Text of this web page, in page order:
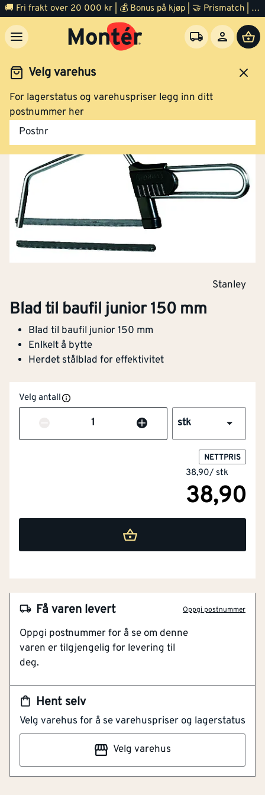
🚚 Fri frakt over 20 000 kr | 💰 Bonus på kjøp | 🤝 Prismatch | ⭐ 100% fornøyd garanti | 🏪 140 byggevarehus
Velg varehus
For lagerstatus og varehuspriser legg inn ditt
postnummer her
Postnr
Verktøy Håndverktøy
Stanley
Blad til baufil junior 150 mm
Blad til baufil junior 150 mm
Enlkelt å bytte
Herdet stålblad for effektivitet
Velg antall
Antall stk
NETTPRIS
38,90/ stk
38,90
Hent selv
Velg varehus for å se varehuspriser og lagerstatus
Velg varehus
Få varen levert Oppgi postnummer
Oppgi postnummer for å se om denne
varen er tilgjengelig for levering til
deg.
NOBB
Artikkelnummer 101184287
Blad til baufil junior 150 mm
Enlkelt å bytte
Blad til baufil, hardmetallbald junior 150mm. Dyp hals